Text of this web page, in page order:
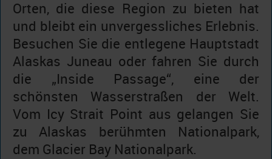
Orten, die diese Region zu bieten hat
und bleibt ein unvergessliches Erlebnis.
Besuchen Sie die entlegene Hauptstadt
Alaskas Juneau oder fahren Sie durch
die „Inside Passage“, eine der
schönsten Wasserstraßen der Welt.
Vom Icy Strait Point aus gelangen Sie
zu Alaskas berühmten Nationalpark,
dem Glacier Bay Nationalpark.